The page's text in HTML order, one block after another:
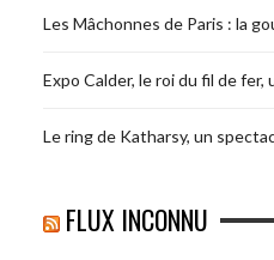
Les Mâchonnes de Paris : la
Expo Calder, le roi du fil de fer,
Le ring de Katharsy, un
FLUX INCONNU